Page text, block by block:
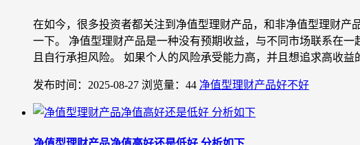
在如今，很多投资者都关注到净值型理财产品，和非净值型理财
一下。 净值型理财产品是一种没有预期收益，与不同市场联系在
且自行承担风险。 如果个人的风险承受能力高，并且想追求高收益
发布时间：2025-08-27 浏览量：44 净值型理财产品好不好